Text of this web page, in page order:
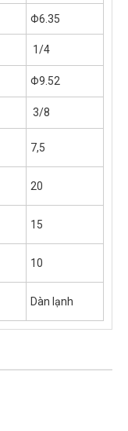
Φ6.35
1/4
Φ9.52
3/8
7,5
20
15
10
Dàn lạnh